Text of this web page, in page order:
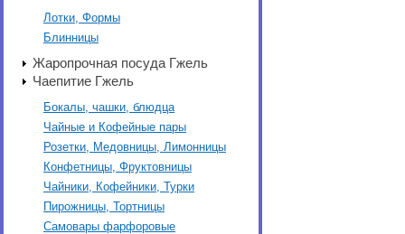
Лотки, Формы
Блинницы
Жаропрочная посуда Гжель
Чаепитие Гжель
Бокалы, чашки, блюдца
Чайные и Кофейные пары
Розетки, Медовницы, Лимонницы
Конфетницы, Фруктовницы
Чайники, Кофейники, Турки
Пирожницы, Тортницы
Самовары фарфоровые